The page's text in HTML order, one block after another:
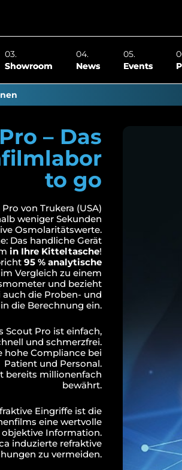
Showroom News Events
– Das
to go
von Trukera (USA)
weniger Sekunden
Osmolaritätswerte.
Das handliche Gerät
in Ihre Kitteltasche!
95 % analytische
im Vergleich zu einem
und bezieht
auch die Proben- und
die Berechnung ein.
Scout Pro ist einfach,
und schmerzfrei.
hohe Compliance bei
Patient und Personal.
bereits millionenfach
bewährt.
Eingriffe ist die
eine wertvolle
objektive Information.
induzierte refraktive
zu vermeiden.